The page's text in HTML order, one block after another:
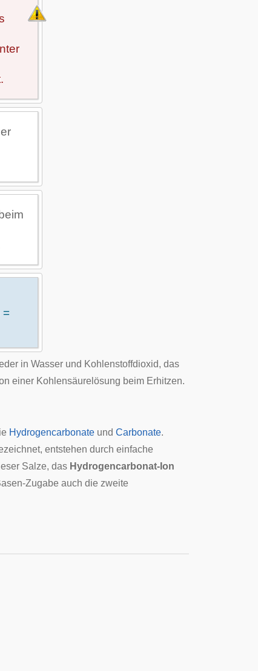
=
in Wasser und Kohlenstoffdioxid, das
einer Kohlensäurelösung beim Erhitzen.
Hydrogencarbonate und Carbonate.
entstehen durch einfache
Salze, das Hydrogencarbonat-Ion
Zugabe auch die zweite